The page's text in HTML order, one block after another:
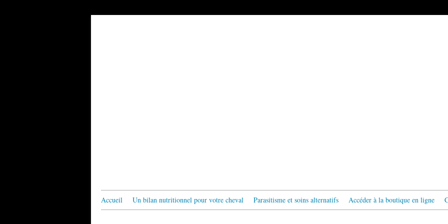
Accueil Un bilan nutritionnel pour votre cheval Parasitisme et soins alternatifs Accéder à la boutique en ligne